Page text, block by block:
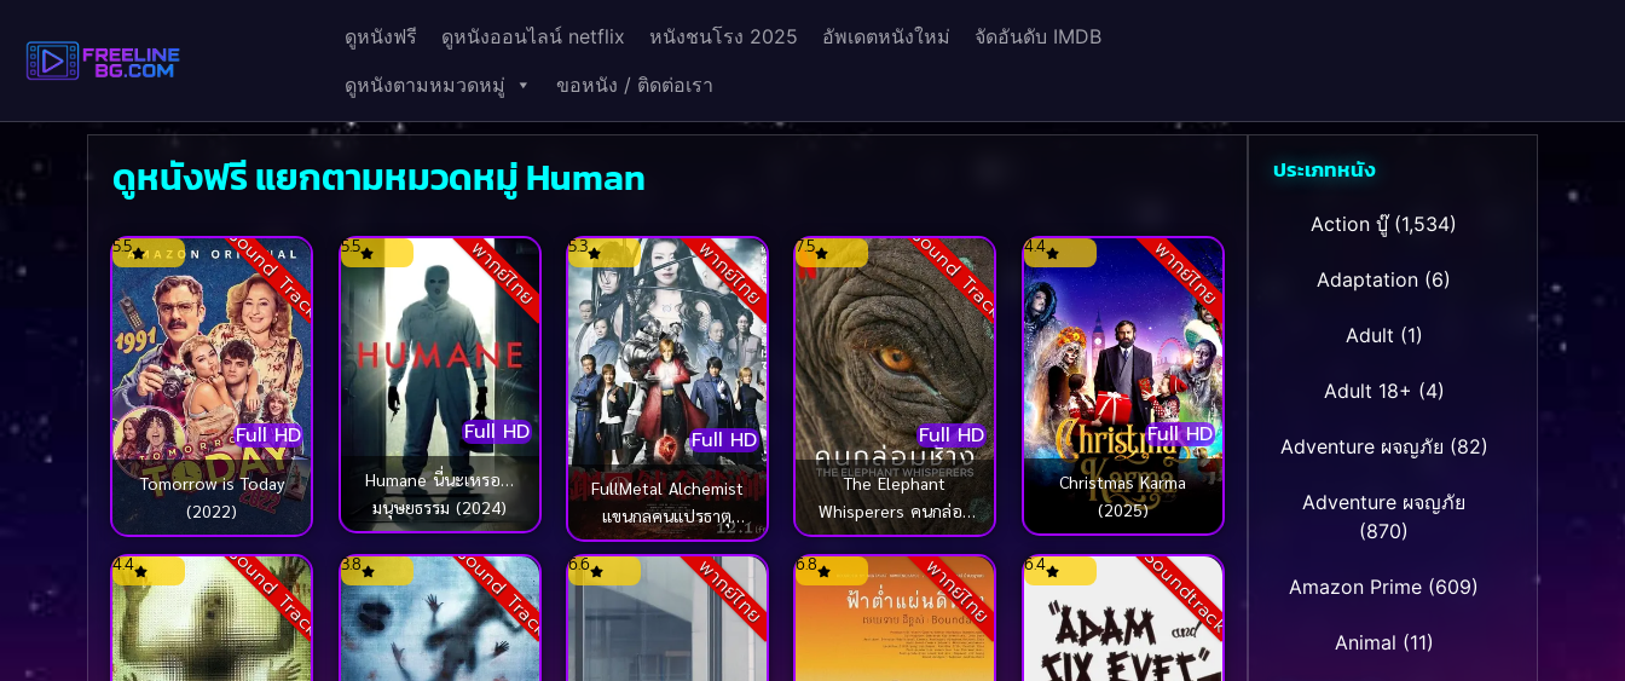
ดูหนังฟรี ดูหนังออนไลน์ netflix หนังชนโรง 2025 อัพเดตหนังใหม่
จัดอันดับ IMDB
ดูหนังตามหมวดหมู่
ขอหนัง / ติดต่อเรา
ดูหนังฟรี แยกตามหมวดหมู่ Human
Sound Track
Full HD
5.5
Tomorrow is Today
(2022)
พากย์ไทย
Full HD
5.5
Humane นี่นะเหรอ…
มนุษยธรรม (2024)
พากย์ไทย
Full HD
5.3
FullMetal Alchemist
แขนกลคนแปรธาตุ
(2017)
Sound Track
Full HD
7.5
The Elephant
Whisperers คนกล่อม
ช้าง (2022)
พากย์ไทย
Full HD
4.4
Christmas Karma
(2025)
Sound Track
4.4 Sound Track
3.8 พากย์ไทย
6.6 พากย์ไทย
6.8 Soundtrack
6.4
ประเภทหนัง
Action บู๊(1,534)
Adaptation (6)
Adult (1)
Adult 18+ (4)
Adventure ผจญภัย (82)
Adventure ผจญภัย
(870)
Amazon Prime (609)
Animal (11)